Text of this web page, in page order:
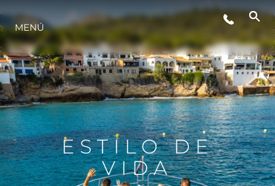
ESTILO DE VIDA
INNOVACIÓN
¿QUIÉNES SOMOS?
EL EQUIPO
MENÚ
ESTILO DE
VIDA